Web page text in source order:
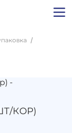
КОР)